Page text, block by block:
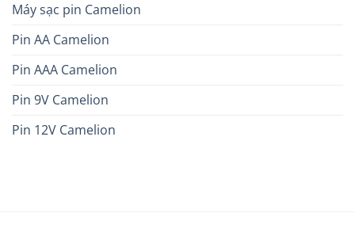
Máy sạc pin Camelion
Pin AA Camelion
Pin AAA Camelion
Pin 9V Camelion
Pin 12V Camelion